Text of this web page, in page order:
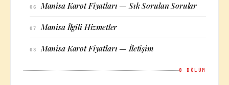
06 Manisa Karot Fiyatları — Sık Sorulan Sorular
07 Manisa İlgili Hizmetler
08 Manisa Karot Fiyatları — İletişim
8 BÖLÜM